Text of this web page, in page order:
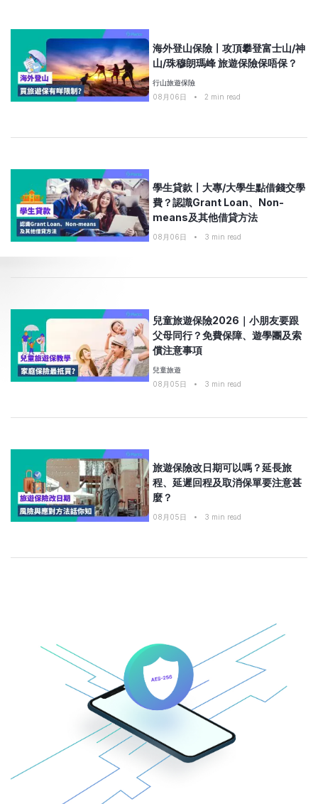
海外登山保險〡攻頂攀登富士山/神
山/珠穆朗瑪峰 旅遊保險保唔保？
行山旅遊保險
08月06日
• 2 min read
學生貸款〡大專/大學生點借錢交學
費？認識Grant Loan、Non-
means及其他借貸方法
08月06日 • 3 min read
兒童旅遊保險2026｜小朋友要跟
父母同行？免費保障、遊學團及索
償注意事項
兒童旅遊
08月05日
• 3 min read
旅遊保險改日期可以嗎？延長旅
程、延遲回程及取消保單要注意甚
麼？
08月05日 • 3 min read